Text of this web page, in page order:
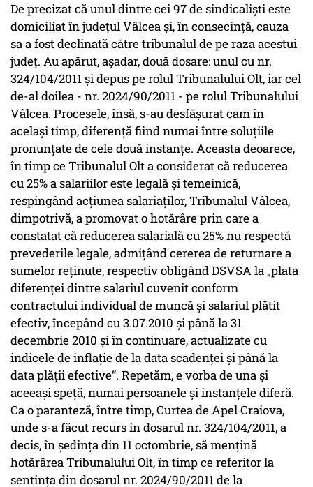
De precizat că unul dintre cei 97 de sindicalişti este
domiciliat în judeţul Vâlcea şi, în consecinţă, cauza
sa a fost declinată către tribunalul de pe raza acestui
judeţ. Au apărut, aşadar, două dosare: unul cu nr.
324/104/2011 şi depus pe rolul Tribunalului Olt, iar cel
de-al doilea - nr. 2024/90/2011 - pe rolul Tribunalului
Vâlcea. Procesele, însă, s-au desfăşurat cam în
acelaşi timp, diferenţă fiind numai între soluţiile
pronunţate de cele două instanţe. Aceasta deoarece,
în timp ce Tribunalul Olt a considerat că reducerea
cu 25% a salariilor este legală şi temeinică,
respingând acţiunea salariaţilor, Tribunalul Vâlcea,
dimpotrivă, a promovat o hotărâre prin care a
constatat că reducerea salarială cu 25% nu respectă
prevederile legale, admiţând cererea de returnare a
sumelor reţinute, respectiv obligând DSVSA la „plata
diferenţei dintre salariul cuvenit conform
contractului individual de muncă şi salariul plătit
efectiv, începând cu 3.07.2010 şi până la 31
decembrie 2010 şi în continuare, actualizate cu
indicele de inflaţie de la data scadenţei şi până la
data plăţii efective“. Repetăm, e vorba de una şi
aceeaşi speţă, numai persoanele şi instanţele diferă.
Ca o paranteză, între timp, Curtea de Apel Craiova,
unde s-a făcut recurs în dosarul nr. 324/104/2011, a
decis, în şedinţa din 11 octombrie, să menţină
hotărârea Tribunalului Olt, în timp ce referitor la
sentinţa din dosarul nr. 2024/90/2011 de la